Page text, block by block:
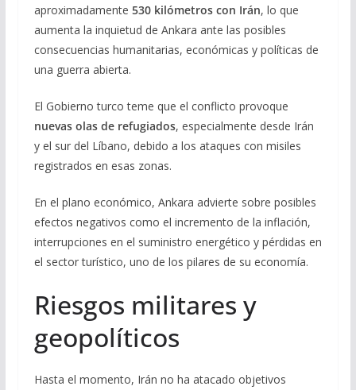
aproximadamente 530 kilómetros con Irán, lo que
aumenta la inquietud de Ankara ante las posibles
consecuencias humanitarias, económicas y políticas de
una guerra abierta.
El Gobierno turco teme que el conflicto provoque
nuevas olas de refugiados, especialmente desde Irán
y el sur del Líbano, debido a los ataques con misiles
registrados en esas zonas.
En el plano económico, Ankara advierte sobre posibles
efectos negativos como el incremento de la inflación,
interrupciones en el suministro energético y pérdidas en
el sector turístico, uno de los pilares de su economía.
Riesgos militares y
geopolíticos
Hasta el momento, Irán no ha atacado objetivos